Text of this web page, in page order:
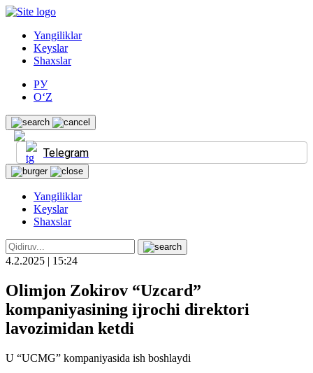
Yangiliklar
Keyslar
Shaxslar
РУ
O‘Z
Telegram
Yangiliklar
Keyslar
Shaxslar
4.2.2025 | 15:24
Olimjon Zokirov “Uzcard”
kompaniyasining ijrochi direktori
lavozimidan ketdi
U “UCMG” kompaniyasida ish boshlaydi